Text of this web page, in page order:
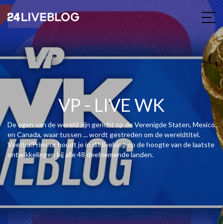
VP - LIVE WK
De ogen van de wereld zijn gericht op de Verenigde Staten, Mexico
en Canada, waar tussen ... wordt gestreden om de wereldtitel.
VoetbalPrimeur houdt je in dit liveblog op de hoogte van de laatste
ontwikkelingen bij alle 48 deelnemende landen.